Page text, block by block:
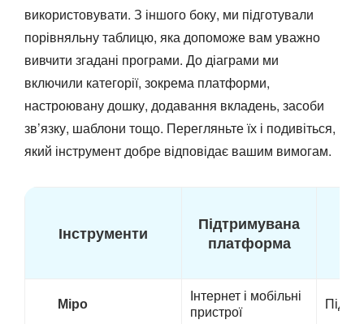
використовувати. З іншого боку, ми підготували
порівняльну таблицю, яка допоможе вам уважно
вивчити згадані програми. До діаграми ми
включили категорії, зокрема платформи,
настроювану дошку, додавання вкладень, засоби
зв’язку, шаблони тощо. Перегляньте їх і подивіться,
який інструмент добре відповідає вашим вимогам.
Інструменти
Підтримувана
платформа
Міро
Інтернет і мобільні
пристрої